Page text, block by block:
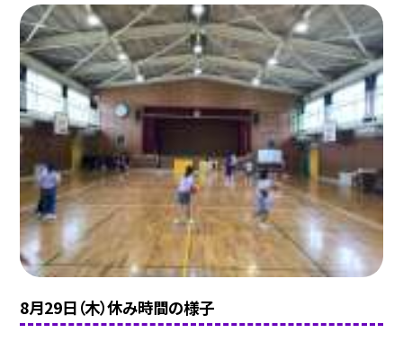
8月29日（木）休み時間の様子